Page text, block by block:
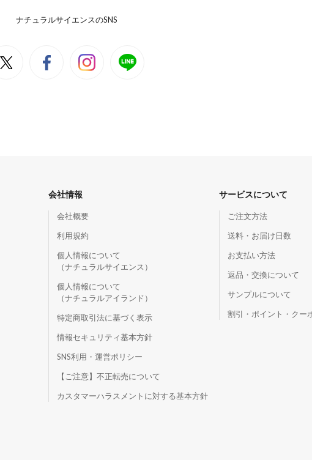
ナチュラルサイエンスのSNS
会社情報
会社概要
利用規約
個人情報について
（ナチュラルサイエンス）
個人情報について
（ナチュラルアイランド）
特定商取引法に基づく表示
情報セキュリティ基本方針
SNS利用・運営ポリシー
【ご注意】不正転売について
カスタマーハラスメントに対する基本方針
サービスについて
ご注文方法
送料・お届け日数
お支払い方法
返品・交換について
サンプルについて
割引・ポイント・クー